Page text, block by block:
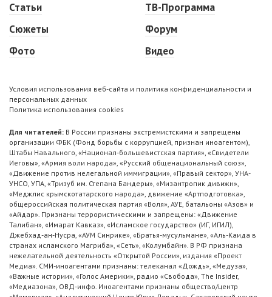
Статьи
Сюжеты
Фото
ТВ-Программа
Форум
Видео
Условия использования веб-сайта и политика конфиденциальности и
персональных данных
Политика использования cookies
Для читателей: В России признаны экстремистскими и запрещены
организации ФБК (Фонд борьбы с коррупцией, признан иноагентом),
Штабы Навального, «Национал-большевистская партия», «Свидетели
Иеговы», «Армия воли народа», «Русский общенациональный союз»,
«Движение против нелегальной иммиграции», «Правый сектор», УНА-
УНСО, УПА, «Тризуб им. Степана Бандеры», «Мизантропик дивижн»,
«Меджлис крымскотатарского народа», движение «Артподготовка»,
общероссийская политическая партия «Воля», АУЕ, батальоны «Азов» и
«Айдар». Признаны террористическими и запрещены: «Движение
Талибан», «Имарат Кавказ», «Исламское государство» (ИГ, ИГИЛ),
Джебхад-ан-Нусра, «АУМ Синрике», «Братья-мусульмане», «Аль-Каида в
странах исламского Магриба», «Сеть», «Колумбайн». В РФ признана
нежелательной деятельность «Открытой России», издания «Проект
Медиа». СМИ-иноагентами признаны: телеканал «Дождь», «Медуза»,
«Важные истории», «Голос Америки», радио «Свобода», The Insider,
«Медиазона», ОВД-инфо. Иноагентами признаны общество/центр